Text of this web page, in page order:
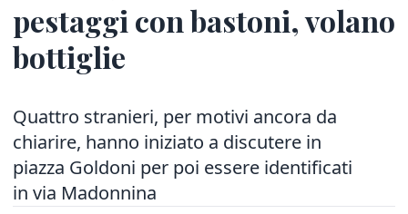
pestaggi con bastoni, volano
bottiglie
Quattro stranieri, per motivi ancora da
chiarire, hanno iniziato a discutere in
piazza Goldoni per poi essere identificati
in via Madonnina